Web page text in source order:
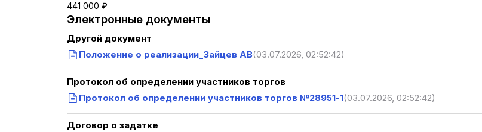
441 000 ₽
Электронные документы
Другой документ
Положение о реализации_Зайцев АВ(03.07.2026, 02:52:42)
Протокол об определении участников торгов
Протокол об определении участников торгов №28951-1(03.07.2026, 02:52:42)
Договор о задатке